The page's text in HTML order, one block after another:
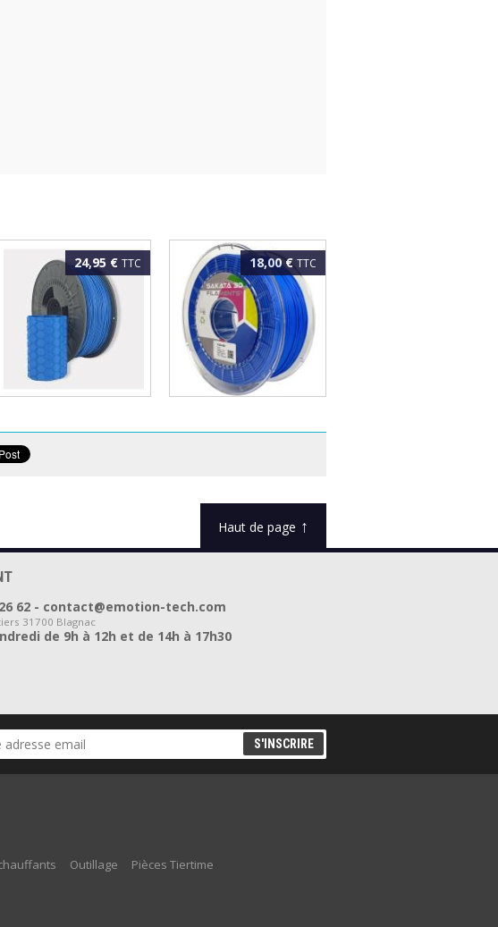
24,95 € TTC
Speed 1.75MM BLEU
ECLAT 1KG
18,00 € TTC
1.75mm Bleu 1kg
Haut de page ↑
26 62 - contact@emotion-tech.com
31700 Blagnac
de 9h à 12h et de 14h à 17h30
Outillage
Pièces Tiertime